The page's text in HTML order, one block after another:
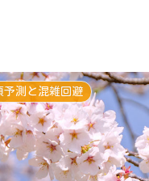
予測と混雑回避